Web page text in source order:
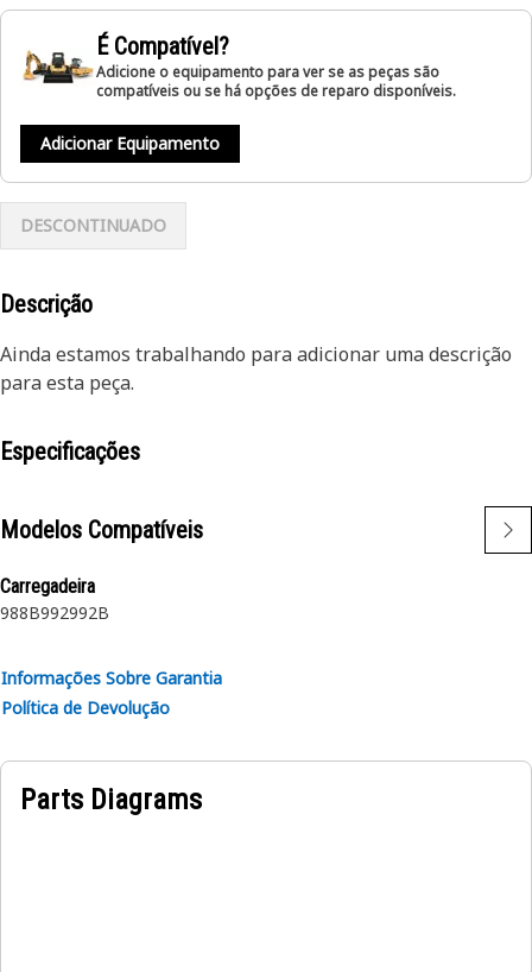
É Compatível?
Adicione o equipamento para ver se as peças são
compatíveis ou se há opções de reparo disponíveis.
Adicionar Equipamento
DESCONTINUADO
Descrição
Ainda estamos trabalhando para adicionar uma descrição
para esta peça.
Especificações
Modelos Compatíveis
Carregadeira
988B992992B
Informações Sobre Garantia
Política de Devolução
Parts Diagrams